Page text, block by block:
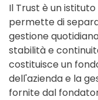
Il Trust è un
permette di
gestione
stabilità e
costituisce un
dell'azienda e la
fornite dal